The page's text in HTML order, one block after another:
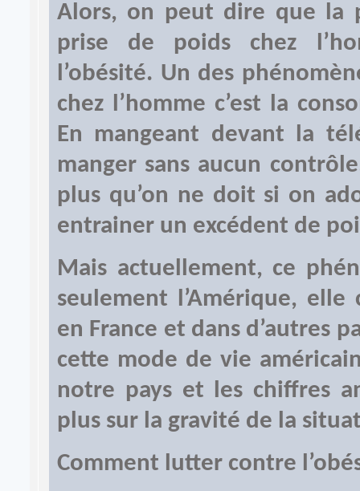
Alors, on peut dire que la
prise de poids chez
l’obésité. Un des
chez l’homme c’est la
En mangeant devant la
manger sans aucun
plus qu’on ne doit si on
entrainer un excédent de
Mais actuellement, ce
seulement l’Amérique,
en France et dans d’autres
cette mode de vie
notre pays et les chiffres
plus sur la gravité de la
Comment lutter contre